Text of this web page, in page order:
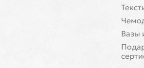
Вазы